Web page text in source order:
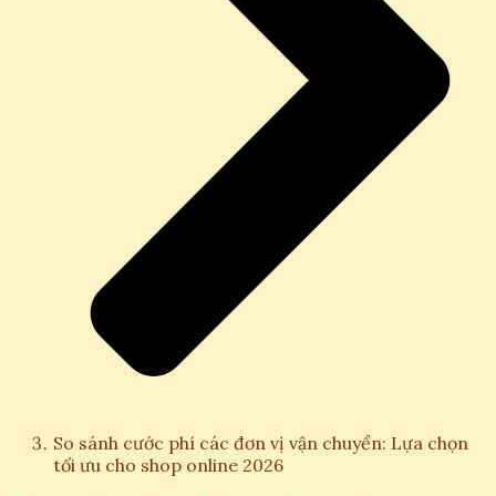
So sánh cước phí các đơn vị vận chuyển: Lựa chọn
tối ưu cho shop online 2026